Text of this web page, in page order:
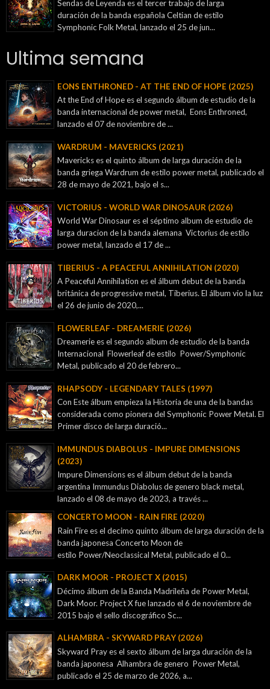
Sendas de Leyenda es el tercer trabajo de larga
duración de la banda española Celtian de estilo
Symphonic Folk Metal, lanzado el 25 de jun...
Ultima semana
EONS ENTHRONED - AT THE END OF HOPE (2025)
At the End of Hope es el segundo álbum de estudio de la
banda internacional de power metal, Eons Enthroned,
lanzado el 07 de noviembre de ...
WARDRUM - MAVERICKS (2021)
Mavericks es el quinto álbum de larga duración de la
banda griega Wardrum de estilo power metal, publicado el
28 de mayo de 2021, bajo el s...
VICTORIUS - WORLD WAR DINOSAUR (2026)
World War Dinosaur es el séptimo album de estudio de
larga duracion de la banda alemana Victorius de estilo
power metal, lanzado el 17 de ...
TIBERIUS - A PEACEFUL ANNIHILATION (2020)
A Peaceful Annihilation es el álbum debut de la banda
británica de progressive metal, Tiberius. El álbum vio la luz
el 26 de junio de 2020,...
FLOWERLEAF - DREAMERIE (2026)
Dreamerie es el segundo album de estudio de la banda
Internacional Flowerleaf de estilo Power/Symphonic
Metal, publicado el 20 de febrero...
RHAPSODY - LEGENDARY TALES (1997)
Con Este álbum empieza la Historia de una de la bandas
considerada como pionera del Symphonic Power Metal. El
Primer disco de larga duració...
IMMUNDUS DIABOLUS - IMPURE DIMENSIONS
(2023)
Impure Dimensions es el álbum debut de la banda
argentina Immundus Diabolus de genero black metal,
lanzado el 08 de mayo de 2023, a través ...
CONCERTO MOON - RAIN FIRE (2020)
Rain Fire es el decimo quinto álbum de larga duración de la
banda japonesa Concerto Moon de
estilo Power/Neoclassical Metal, publicado el 0...
DARK MOOR - PROJECT X (2015)
Décimo álbum de la Banda Madrileña de Power Metal,
Dark Moor. Project X fue lanzado el 6 de noviembre de
2015 bajo el sello discográfico Sc...
ALHAMBRA - SKYWARD PRAY (2026)
Skyward Pray es el sexto álbum de larga duración de la
banda japonesa Alhambra de genero Power Metal,
publicado el 25 de marzo de 2026, a...